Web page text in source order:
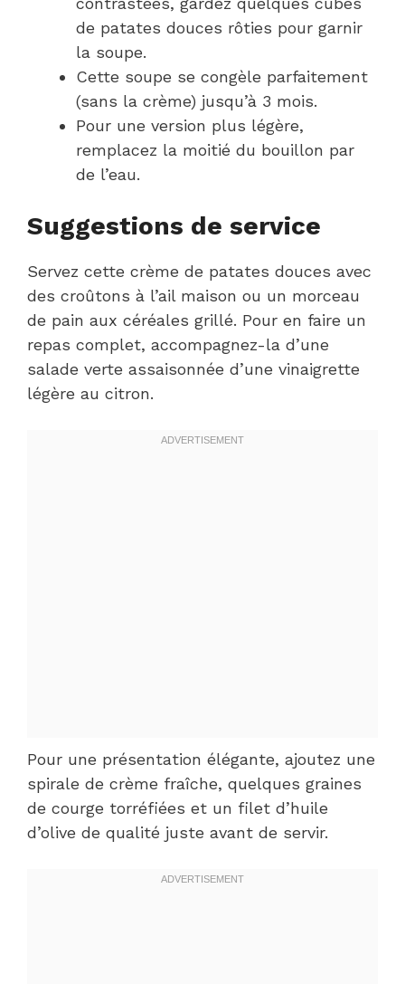
de patates douces rôties pour garnir
la soupe.
Cette soupe se congèle parfaitement
(sans la crème) jusqu’à 3 mois.
Pour une version plus légère,
remplacez la moitié du bouillon par
de l’eau.
Suggestions de service
Servez cette crème de patates douces avec
des croûtons à l’ail maison ou un morceau
de pain aux céréales grillé. Pour en faire un
repas complet, accompagnez-la d’une
salade verte assaisonnée d’une vinaigrette
légère au citron.
Pour une présentation élégante, ajoutez une
spirale de crème fraîche, quelques graines
de courge torréfiées et un filet d’huile
d’olive de qualité juste avant de servir.